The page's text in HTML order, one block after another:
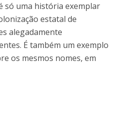
só uma história exemplar
estatal de
alegadamente
É também um exemplo
os mesmos nomes, em